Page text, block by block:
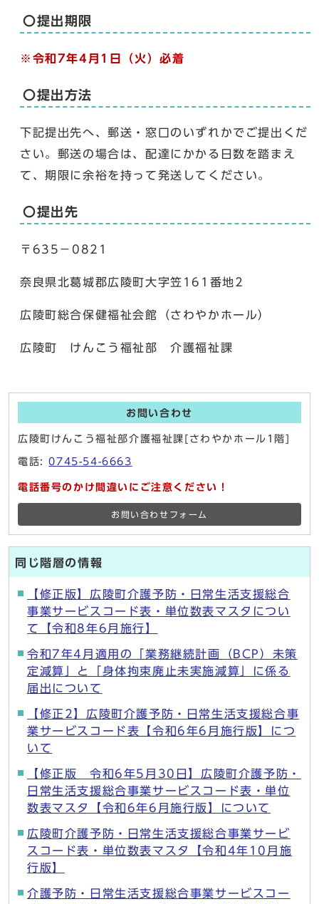
〇提出期限
※令和7年4月1日（火）必着
〇提出方法
下記提出先へ、郵送・窓口のいずれかでご提出くだ
さい。郵送の場合は、配達にかかる日数を踏まえ
て、期限に余裕を持って発送してください。
〇提出先
〒635－0821
奈良県北葛城郡広陵町大字笠161番地2
広陵町総合保健福祉会館（さわやかホール）
広陵町 けんこう福祉部 介護福祉課
お問い合わせ
広陵町けんこう福祉部介護福祉課[さわやかホール1階]
電話:0745-54-6663
電話番号のかけ間違いにご注意ください！
お問い合わせフォーム
同じ階層の情報
【修正版】広陵町介護予防・日常生活支援総合
事業サービスコード表・単位数表マスタについ
て【令和8年6月施行】
令和7年4月適用の「業務継続計画（BCP）未策
定減算」と「身体拘束廃止未実施減算」に係る
届出について
【修正2】広陵町介護予防・日常生活支援総合事
業サービスコード表【令和6年6月施行版】につ
いて
【修正版 令和6年5月30日】広陵町介護予防・
日常生活支援総合事業サービスコード表・単位
数表マスタ【令和6年6月施行版】について
広陵町介護予防・日常生活支援総合事業サービ
スコード表・単位数表マスタ【令和4年10月施
行版】
介護予防・日常生活支援総合事業サービスコー